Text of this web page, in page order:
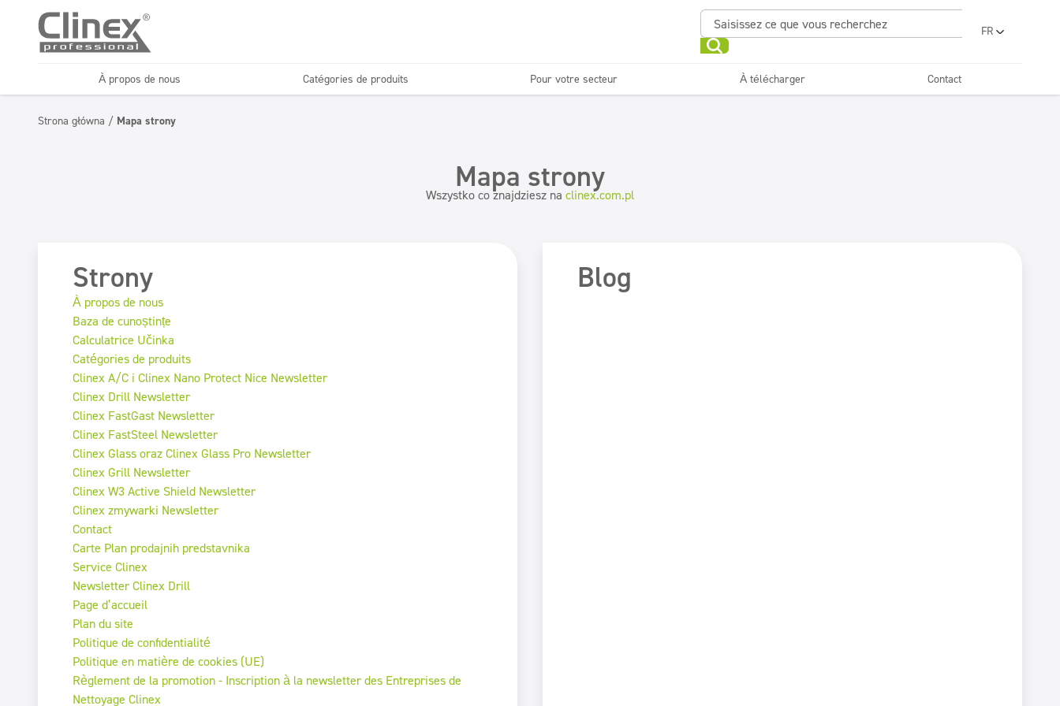
FR
UA
À propos de nous Catégories de produits
Surfaces lavables
Pour votre secteur
Lavages de voitures
À télécharger Contact
Strona główna / Mapa strony
Mapa strony
Wszystko co znajdziesz na clinex.com.pl
Strony
À propos de nous
Baza de cunoștințe
Calculatrice Učinka
Catégories de produits
Clinex A/C i Clinex Nano Protect Nice Newsletter
Clinex Drill Newsletter
Clinex FastGast Newsletter
Clinex FastSteel Newsletter
Clinex Glass oraz Clinex Glass Pro Newsletter
Clinex Grill Newsletter
Clinex W3 Active Shield Newsletter
Clinex zmywarki Newsletter
Contact
Carte Plan prodajnih predstavnika
Service Clinex
Newsletter Clinex Drill
Page d’accueil
Plan du site
Politique de confidentialité
Politique en matière de cookies (UE)
Règlement de la promotion - Inscription à la newsletter des Entreprises de
Nettoyage Clinex
Blog